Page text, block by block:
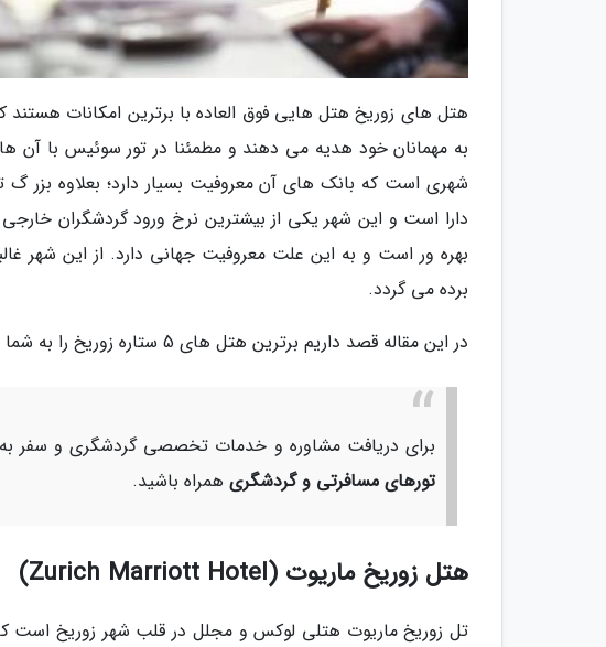
هتل های زوریخ هتل هایی فوق العاده با برترین امکانات هستند
به مهمانان خود هدیه می دهند و مطمئنا در تور سوئیس با آن
شهری است که بانک های آن معروفیت بسیار دارد؛ بعلاوه بزر
دارا است و این شهر یکی از بیشترین نرخ ورود گردشگران
بهره ور است و به این علت معروفیت جهانی دارد. از این شهر
برده می گردد.
در این مقاله قصد داریم برترین هتل های 5 ستاره زوریخ را به شما معرفی کنیم، بنابراین همراه ما باشید.
برای دریافت مشاوره و خدمات تخصصی گردشگری و سفر به
تورهای مسافرتی و گردشگری همراه باشید.
هتل زوریخ ماریوت (Zurich Marriott Hotel)
تل زوریخ ماریوت هتلی لوکس و مجلل در قلب شهر زوریخ است